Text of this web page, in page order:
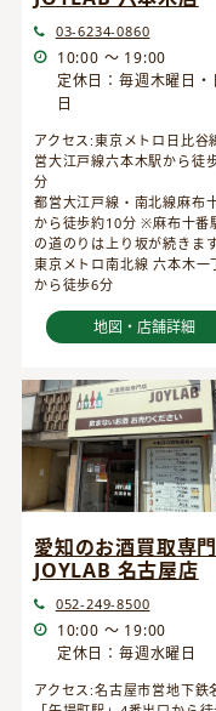
03-6234-0860
10:00 ～ 19:00
定休日：毎週木曜日・
日
アクセス:東京メトロ日比谷
営大江戸線六本木駅から徒
分
都営大江戸線・南北線麻布
から徒歩約10分 ※麻布十番
の道のりは上り坂が続きます
東京メトロ南北線 六本木一
から徒歩6分
地図・店舗詳細
愛知のお酒買取専
JOYLAB 名古屋店
052-249-8500
10:00 ～ 19:00
定休日：毎週水曜日
アクセス:名古屋市営地下鉄